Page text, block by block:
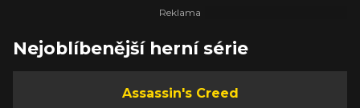
Nejoblíbenější herní série
Assassin's Creed